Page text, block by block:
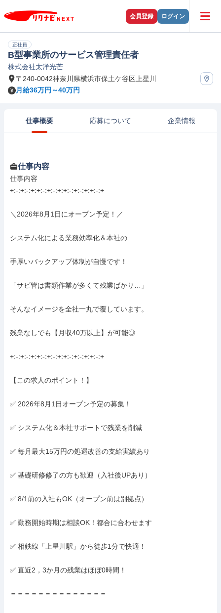
会員登録 ログイン
正社員
B型事業所のサービス管理責任者
株式会社太洋光芒
〒240-0042神奈川県横浜市保土ケ谷区上星川
月給36万円～40万円
仕事概要 応募について 企業情報
仕事内容
仕事内容
+:-:+:-:+:+:-:+:-:+:+:-:+:-:+:+:-:+
＼2026年8月1日にオープン予定！／
システム化による業務効率化＆本社の
手厚いバックアップ体制が自慢です！
「サビ管は書類作業が多くて残業ばかり…」
そんなイメージを全社一丸で覆しています。
残業なしでも【月収40万以上】が可能◎
+:-:+:-:+:+:-:+:-:+:+:-:+:-:+:+:-:+
【この求人のポイント！】
✅ 2026年8月1日オープン予定の募集！
✅ システム化＆本社サポートで残業を削減
✅ 毎月最大15万円の処遇改善の支給実績あり
✅ 基礎研修修了の方も歓迎（入社後UPあり）
✅ 8/1前の入社もOK（オープン前は別拠点）
✅ 勤務開始時期は相談OK！都合に合わせます
✅ 相鉄線「上星川駅」から徒歩1分で快適！
✅ 直近2，3か月の残業はほぼ0時間！
＝＝＝＝＝＝＝＝＝＝＝＝＝＝